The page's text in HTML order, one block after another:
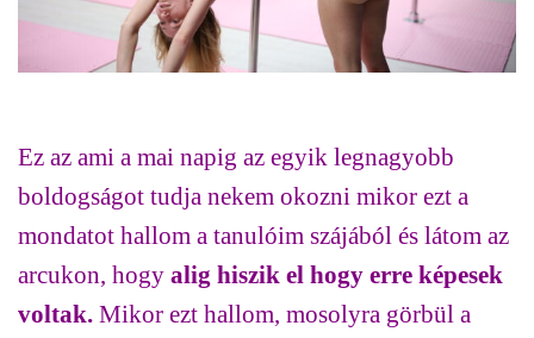
Ez az ami a mai napig az egyik legnagyobb
boldogságot tudja nekem okozni mikor ezt a
mondatot hallom a tanulóim szájából és látom az
arcukon, hogy alig hiszik el hogy erre képesek
voltak. Mikor ezt hallom, mosolyra görbül a